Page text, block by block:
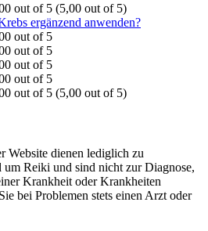
(5,00 out of 5)
ergänzend anwenden?
(5,00 out of 5)
Website dienen lediglich zu
Reiki und sind nicht zur Diagnose,
Krankheit oder Krankheiten
bei Problemen stets einen Arzt oder